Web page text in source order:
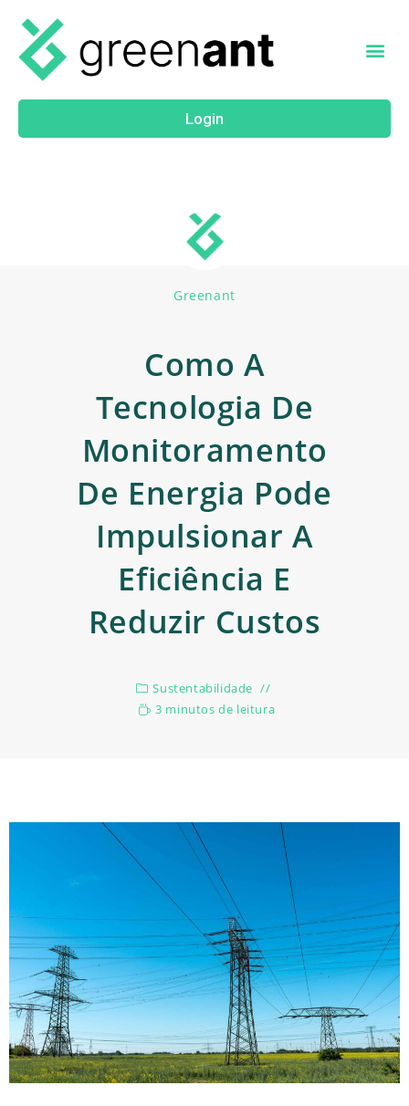
Login
Greenant
Como A
Tecnologia De
Monitoramento
De Energia Pode
Impulsionar A
Eficiência E
Reduzir Custos
Sustentabilidade
3 minutos de leitura